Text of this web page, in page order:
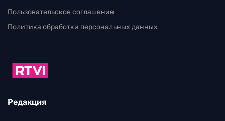
Пользовательское соглашение
Политика обработки персональных данных
Редакция